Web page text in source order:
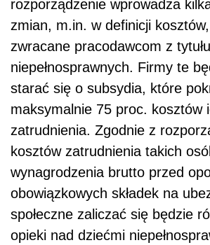
rozporządzenie wprowadza
zmian, m.in. w definicji
zwracane pracodawcom z
niepełnosprawnych. Firmy te
starać się o subsydia, które
maksymalnie 75 proc. kosztów
zatrudnienia. Zgodnie z
kosztów zatrudnienia takich
wynagrodzenia brutto przed
obowiązkowych składek na
społeczne zaliczać się będzie
opieki nad dziećmi